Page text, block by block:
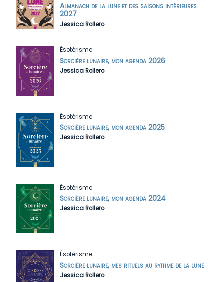
Almanach de la lune et des saisons intérieures
2027
Jessica Rollero
Ésotérisme
Sorcière lunaire, mon agenda 2026
Jessica Rollero
Ésotérisme
Sorcière lunaire, mon agenda 2025
Jessica Rollero
Ésotérisme
Sorcière lunaire, mon agenda 2024
Jessica Rollero
Ésotérisme
Sorcière lunaire, mes rituels au rythme de la lune
Jessica Rollero